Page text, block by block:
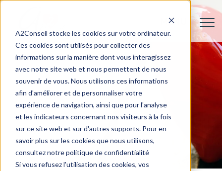
A2Conseil stocke les cookies sur votre ordinateur.
Ces cookies sont utilisés pour collecter des
informations sur la manière dont vous interagissez
avec notre site web et nous permettent de nous
souvenir de vous. Nous utilisons ces informations
afin d'améliorer et de personnaliser votre
expérience de navigation, ainsi que pour l'analyse
et les indicateurs concernant nos visiteurs à la fois
sur ce site web et sur d'autres supports. Pour en
savoir plus sur les cookies que nous utilisons,
consultez notre politique de confidentialité
Si vous refusez l'utilisation des cookies, vos